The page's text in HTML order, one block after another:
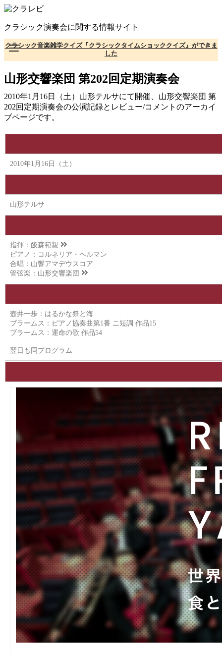
コ
テ
ン
ツ
へ
移
動
クラシック演奏会に関する情報サイト
クラシック音楽雑学クイズ『クラシックタイムショッククイズ』ができま
した
山形交響楽団 第202回定期演奏会
2010年1月16日（土）山形テルサにて開催、山形交響楽団 第
202回定期演奏会の公演記録とレビュー/コメントのアーカイ
ブページです。
2010年1月16日（土）
山形テルサ
指揮： 飯森範親
ピアノ：コルネリア・ヘルマン
合唱：山響アマデウスコア
管弦楽： 山形交響楽団
壺井一歩：はるかな祭と海
ブラームス：ピアノ協奏曲第1番 ニ短調 作品15
ブラームス：運命の歌 作品54
翌日も同プログラム